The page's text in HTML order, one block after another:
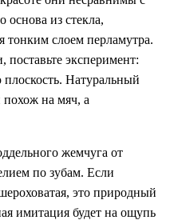
основа из стекла,
тонким слоем перламутра.
поставьте эксперимент:
Натуральный
похож на мяч, а
жемчуга от
по зубам. Если
это природный
имитация будет на ощупь